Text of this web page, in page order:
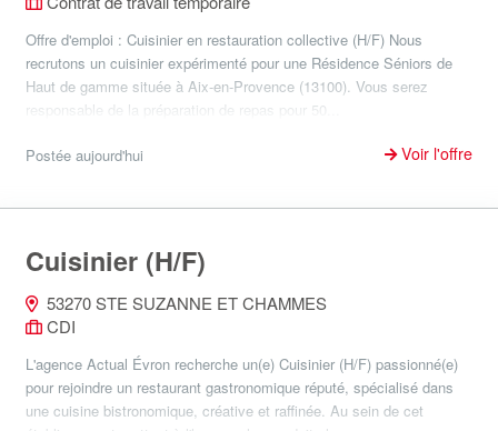
Offre d'emploi : Cuisinier en restauration collective (H/F) Nous
recrutons un cuisinier expérimenté pour une Résidence Séniors de
Haut de gamme située à Aix-en-Provence (13100). Vous serez
responsable de la préparation de repas pour 50...
Postée aujourd'hui Voir l'offre
Cuisinier (H/F)
53270 STE SUZANNE ET CHAMMES
CDI
L'agence Actual Évron recherche un(e) Cuisinier (H/F) passionné(e)
pour rejoindre un restaurant gastronomique réputé, spécialisé dans
une cuisine bistronomique, créative et raffinée. Au sein de cet